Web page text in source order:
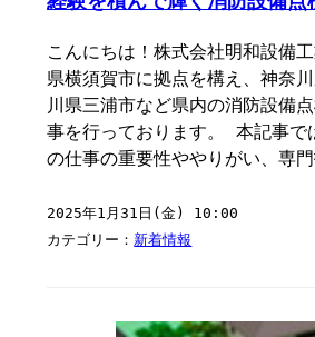
こんにちは！株式会社明和設備
県横須賀市に拠点を構え、神奈
川県三浦市など県内の消防設備
事を行っております。 本記事で
の仕事の重要性ややりがい、専
2025年1月31日(金) 10:00
カテゴリー： 新着情報